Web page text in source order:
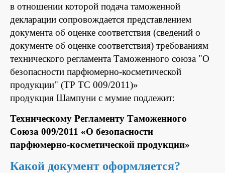
в отношении которой подача таможенной
декларации сопровождается представлением
документа об оценке соответствия (сведений о
документе об оценке соответствия) требованиям
технического регламента Таможенного союза "О
безопасности парфюмерно-косметической
продукции" (ТР ТС 009/2011)»
продукция Шампуни с мумие подлежит:
Техническому Регламенту Таможенного
Союза 009/2011 «О безопасности
парфюмерно-косметической продукции»
Какой документ оформляется?